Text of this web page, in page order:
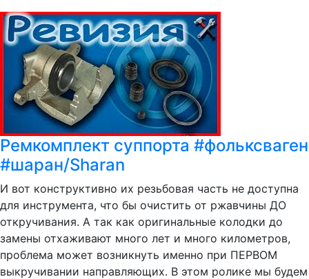
Ремкомплект суппорта #фольксваген
#шаран/Sharan
И вот конструктивно их резьбовая часть не доступна
для инструмента, что бы очистить от ржавчины ДО
откручивания. А так как оригинальные колодки до
замены отхаживают много лет и много километров,
проблема может возникнуть именно при ПЕРВОМ
выкручивании направляющих. В этом ролике мы будем